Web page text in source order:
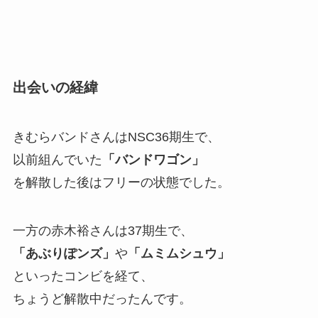
出会いの経緯
きむらバンドさんはNSC36期生で、
以前組んでいた 「バンドワゴン」
を解散した後はフリーの状態でした。
一方の赤木裕さんは37期生で、
「あぶりぽンズ」 や 「ムミムシュウ」
といったコンビを経て、
ちょうど解散中だったんです。